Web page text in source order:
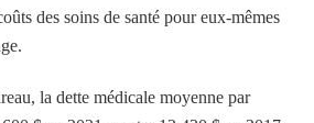
des soins de santé pour eux-mêmes
la dette médicale moyenne par